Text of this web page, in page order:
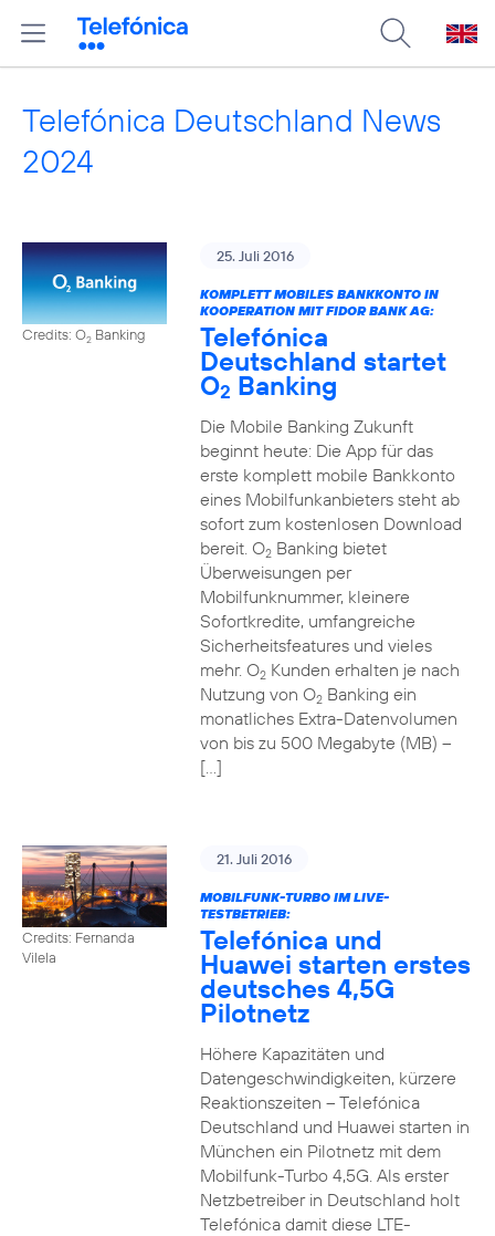
Telefónica Deutschland News
2024
Credits: O2 Banking
25. Juli 2016
KOMPLETT MOBILES BANKKONTO IN
KOOPERATION MIT FIDOR BANK AG:
Telefónica
Deutschland startet
O2 Banking
Die Mobile Banking Zukunft
beginnt heute: Die App für das
erste komplett mobile Bankkonto
eines Mobilfunkanbieters steht ab
sofort zum kostenlosen Download
bereit. O2Banking bietet
Überweisungen per
Mobilfunknummer, kleinere
Sofortkredite, umfangreiche
Sicherheitsfeatures und vieles
mehr. O2Kunden erhalten je nach
Nutzung von O2Banking ein
monatliches Extra-Datenvolumen
von bis zu 500 Megabyte (MB) –
[…]
Credits: Fernanda
Vilela
21. Juli 2016
MOBILFUNK-TURBO IM LIVE-
TESTBETRIEB:
Telefónica und
Huawei starten erstes
deutsches 4,5G
Pilotnetz
Höhere Kapazitäten und
Datengeschwindigkeiten, kürzere
Reaktionszeiten – Telefónica
Deutschland und Huawei starten in
München ein Pilotnetz mit dem
Mobilfunk-Turbo 4,5G. Als erster
Netzbetreiber in Deutschland holt
Telefónica damit diese LTE-